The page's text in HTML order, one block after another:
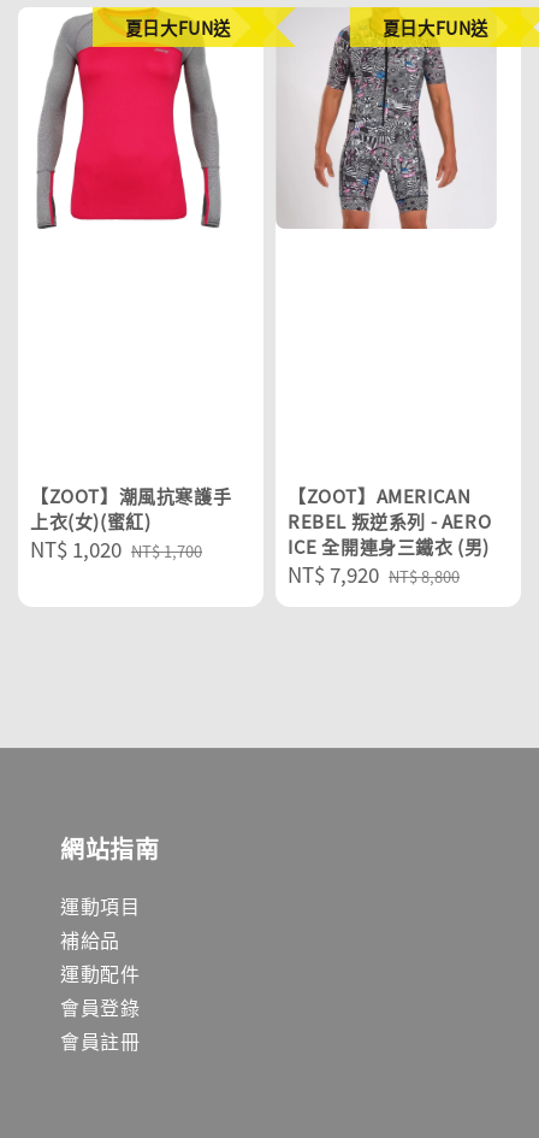
夏日大FUN送
【ZOOT】潮風抗寒護手
上衣(女)(蜜紅)
Sale
NT$ 1,020 Regular
NT$ 1,700
夏日大FUN送
【ZOOT】AMERICAN
REBEL 叛逆系列 - AERO
ICE 全開連身三鐵衣 (男)
Sale
price
NT$ 7,920 Regular
price
NT$ 8,800
網站指南
運動項目
補給品
運動配件
會員登錄
會員註冊